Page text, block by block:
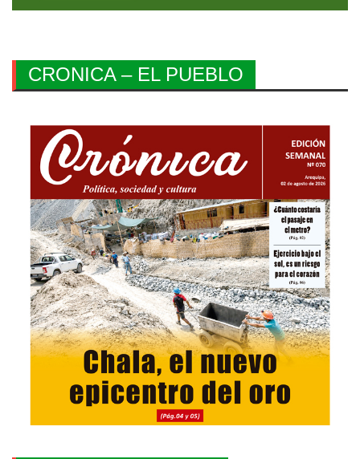
CRONICA – EL PUEBLO